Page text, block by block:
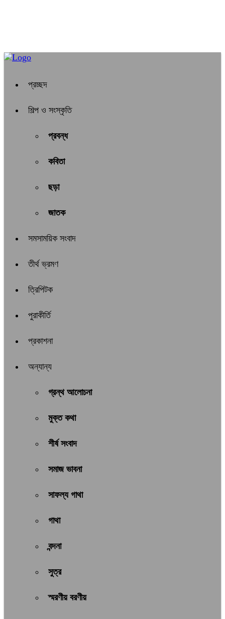
প্রচ্ছদ
শিল্প ও সংস্কৃতি
প্রবন্ধ
কবিতা
ছড়া
জাতক
সমসাময়িক সংবাদ
তীর্থ ভ্রমণ
ত্রিপিটক
পুরাকীর্তি
প্রকাশনা
অন্যান্য
গ্রন্থ আলোচনা
মুক্ত কথা
শীর্ষ সংবাদ
সমাজ ভাবনা
সাফল্য গাথা
গাথা
বন্দনা
সুত্র
স্মরণীয় বরণীয়